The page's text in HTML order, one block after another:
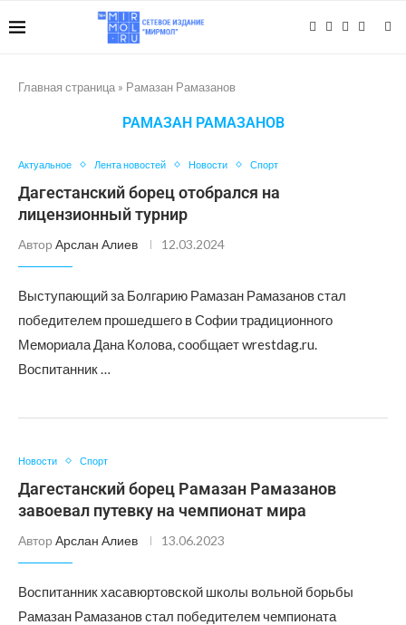
Главная страница » Рамазан Рамазанов
РАМАЗАН РАМАЗАНОВ
Актуальное Лента новостей Новости Спорт
Дагестанский борец отобрался на
лицензионный турнир
Автор Арслан Алиев 12.03.2024
Выступающий за Болгарию Рамазан Рамазанов стал
победителем прошедшего в Софии традиционного
Мемориала Дана Колова, сообщает wrestdag.ru.
Воспитанник …
Новости Спорт
Дагестанский борец Рамазан Рамазанов
завоевал путевку на чемпионат мира
Автор Арслан Алиев 13.06.2023
Воспитанник хасавюртовской школы вольной борьбы
Рамазан Рамазанов стал победителем чемпионата